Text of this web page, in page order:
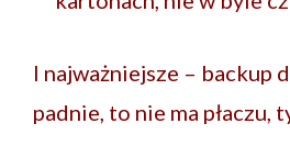
I najważniejsze – backup
padnie, to nie ma płaczu,